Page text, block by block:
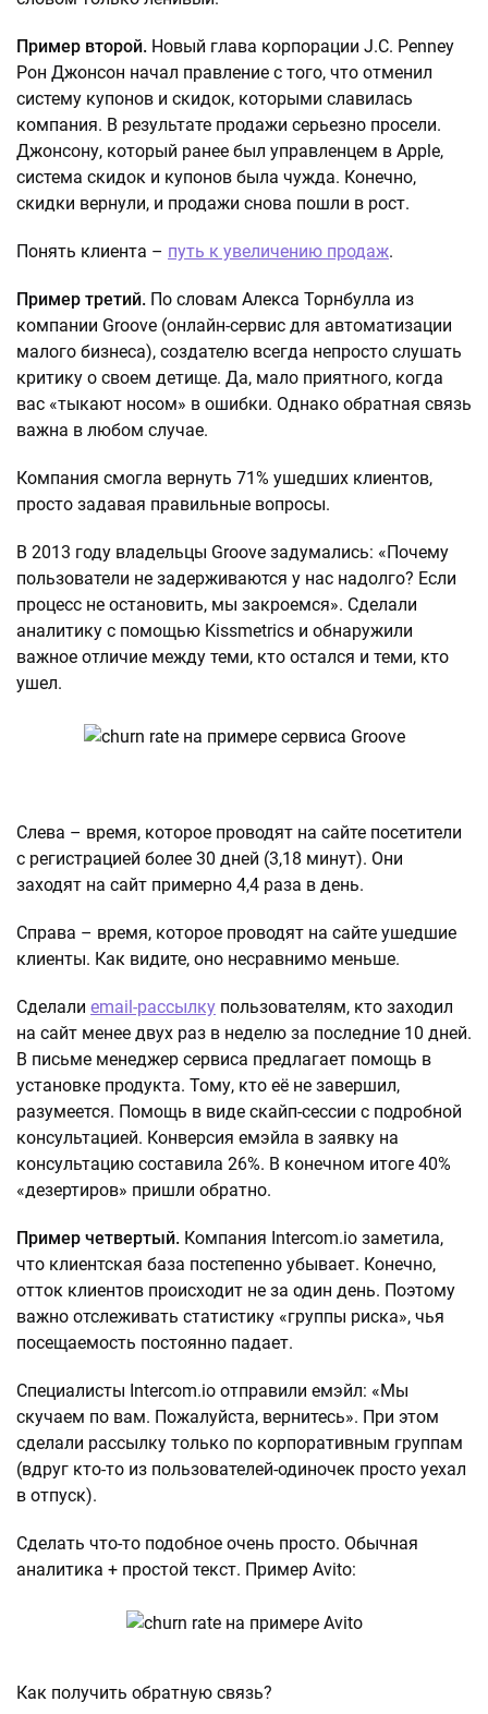
Пример второй. Новый глава корпорации J.C. Penney
Рон Джонсон начал правление с того, что отменил
систему купонов и скидок, которыми славилась
компания. В результате продажи серьезно просели.
Джонсону, который ранее был управленцем в Apple,
система скидок и купонов была чужда. Конечно,
скидки вернули, и продажи снова пошли в рост.
Понять клиента – путь к увеличению продаж.
Пример третий. По словам Алекса Торнбулла из
компании Groove (онлайн-сервис для автоматизации
малого бизнеса), создателю всегда непросто слушать
критику о своем детище. Да, мало приятного, когда
вас «тыкают носом» в ошибки. Однако обратная связь
важна в любом случае.
Компания смогла вернуть 71% ушедших клиентов,
просто задавая правильные вопросы.
В 2013 году владельцы Groove задумались: «Почему
пользователи не задерживаются у нас надолго? Если
процесс не остановить, мы закроемся». Сделали
аналитику с помощью Kissmetrics и обнаружили
важное отличие между теми, кто остался и теми, кто
ушел.
Слева – время, которое проводят на сайте посетители
с регистрацией более 30 дней (3,18 минут). Они
заходят на сайт примерно 4,4 раза в день.
Справа – время, которое проводят на сайте ушедшие
клиенты. Как видите, оно несравнимо меньше.
Сделали email-рассылку пользователям, кто заходил
на сайт менее двух раз в неделю за последние 10 дней.
В письме менеджер сервиса предлагает помощь в
установке продукта. Тому, кто её не завершил,
разумеется. Помощь в виде скайп-сессии с подробной
консультацией. Конверсия емэйла в заявку на
консультацию составила 26%. В конечном итоге 40%
«дезертиров» пришли обратно.
Пример четвертый. Компания Intercom.io заметила,
что клиентская база постепенно убывает. Конечно,
отток клиентов происходит не за один день. Поэтому
важно отслеживать статистику «группы риска», чья
посещаемость постоянно падает.
Специалисты Intercom.io отправили емэйл: «Мы
скучаем по вам. Пожалуйста, вернитесь». При этом
сделали рассылку только по корпоративным группам
(вдруг кто-то из пользователей-одиночек просто уехал
в отпуск).
Сделать что-то подобное очень просто. Обычная
аналитика + простой текст. Пример Avito:
Как получить обратную связь?